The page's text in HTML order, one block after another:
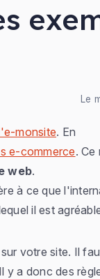
Le
monsite. En
e-commerce.
web.
à ce que
il est
votre site. Il
y a donc des